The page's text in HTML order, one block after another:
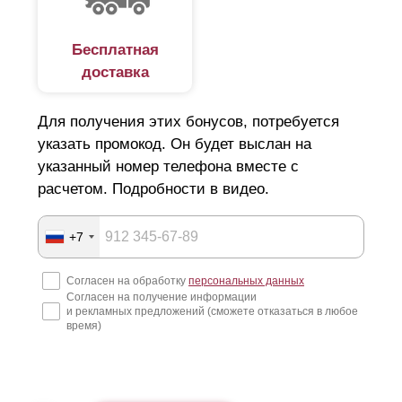
Бесплатная
доставка
Для получения этих бонусов, потребуется
указать промокод. Он будет выслан на
указанный номер телефона вместе с
расчетом. Подробности в видео.
+7
Согласен на обработку персональных данных
Согласен на получение информации
и рекламных предложений (сможете отказаться в любое
время)